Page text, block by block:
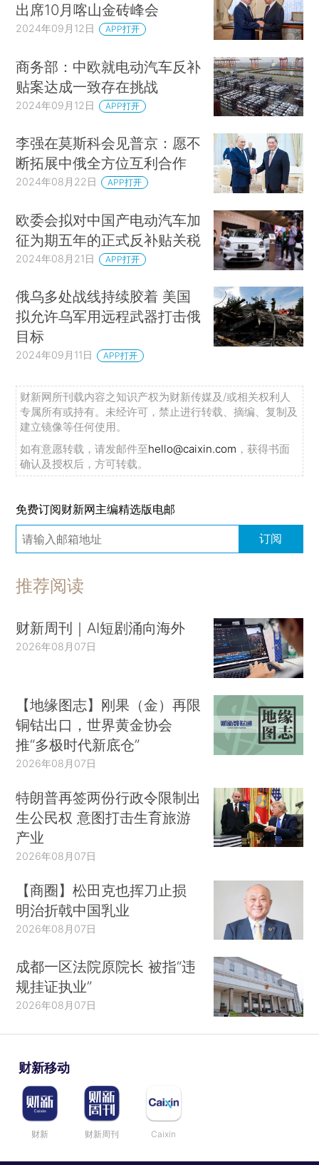
出席10月喀山金砖峰会
2024年09月12日 APP打开
商务部：中欧就电动汽车反补
贴案达成一致存在挑战
2024年09月12日 APP打开
李强在莫斯科会见普京：愿不
断拓展中俄全方位互利合作
2024年08月22日 APP打开
欧委会拟对中国产电动汽车加
征为期五年的正式反补贴关税
2024年08月21日 APP打开
俄乌多处战线持续胶着 美国
拟允许乌军用远程武器打击俄
目标
2024年09月11日 APP打开
财新网所刊载内容之知识产权为财新传媒及/或相关权利人
专属所有或持有。未经许可，禁止进行转载、摘编、复制及
建立镜像等任何使用。
如有意愿转载，请发邮件至hello@caixin.com ，获得书面
确认及授权后，方可转载。
免费订阅财新网主编精选版电邮
订阅
推荐阅读
财新周刊｜AI短剧涌向海外
2026年08月07日
【地缘图志】刚果（金）再限
铜钴出口，世界黄金协会
推“多极时代新底仓”
2026年08月07日
特朗普再签两份行政令限制出
生公民权 意图打击生育旅游
产业
2026年08月07日
【商圈】松田克也挥刀止损
明治折戟中国乳业
2026年08月07日
成都一区法院原院长 被指“违
规挂证执业”
2026年08月07日
财新移动
财新 财新周刊 Caixin